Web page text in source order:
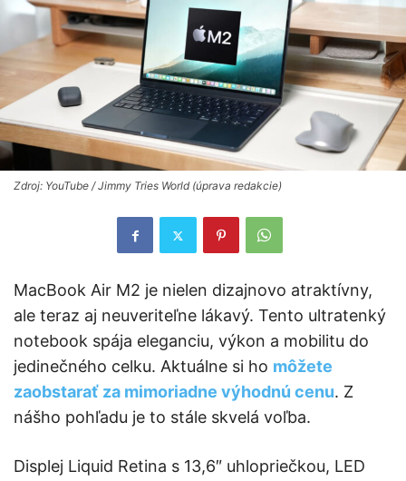
Zdroj: YouTube / Jimmy Tries World (úprava redakcie)
MacBook Air M2 je nielen dizajnovo atraktívny,
ale teraz aj neuveriteľne lákavý. Tento ultratenký
notebook spája eleganciu, výkon a mobilitu do
jedinečného celku. Aktuálne si ho môžete
zaobstarať za mimoriadne výhodnú cenu. Z
nášho pohľadu je to stále skvelá voľba.
Displej Liquid Retina s 13,6″ uhlopriečkou, LED